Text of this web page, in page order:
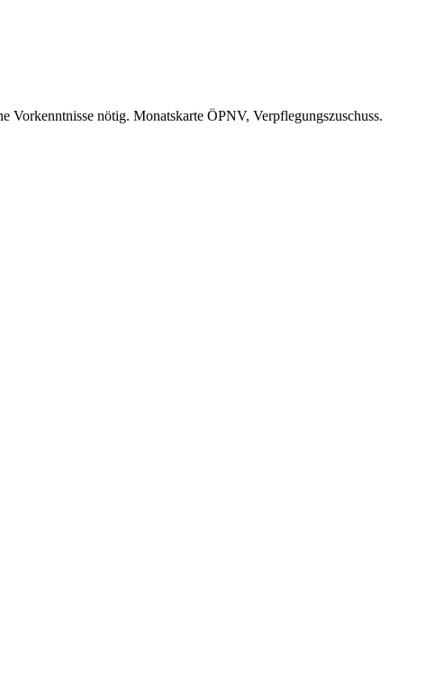
nötig. Monatskarte ÖPNV, Verpflegungszuschuss.